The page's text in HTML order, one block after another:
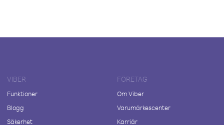
VIBER
Funktioner
Blogg
Säkerhet
FÖRETAG
Om Viber
Varumärkescenter
Karriär